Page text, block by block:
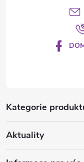
Kategorie
Aktuality